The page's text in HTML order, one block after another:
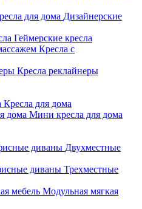
Дизайнерские
Геймерские кресла
Кресла с
Кресла реклайнеры
Кресла для дома
Мини кресла для дома
Двухместные
Трехместные
Модульная мягкая